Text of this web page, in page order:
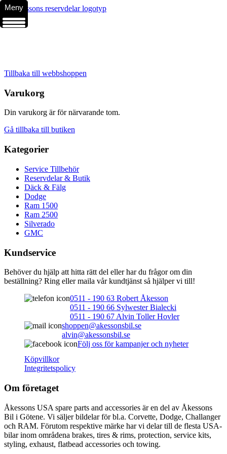
Tillbaka till webbshoppen
Varukorg
Din varukorg är för närvarande tom.
Gå tillbaka till butiken
Kategorier
Service Tillbehör
Reservdelar & Butik
Däck & Fälg
Dodge
Ram 1500
Ram 2500
Silverado
GMC
Kundservice
Behöver du hjälp att hitta rätt del eller har du frågor om din
beställning? Ring eller maila vår kundtjänst så hjälper vi till!
0511 - 190 63 Robert Åkesson
0511 - 190 66 Sylwester Bialecki
0511 - 190 67 Alvin Toller Hovler
shoppen@akessonsbil.se
alvin@akessonsbil.se
Följ oss för kampanjer och nyheter
Köpvillkor
Integritetspolicy
Om företaget
Åkessons USA spare parts and accessories är en del av Åkessons
Bil i Götene. Vi säljer bildelar för bl.a. Corvette, Dodge, Challanger
och RAM. Förutom respektive märke har vi delar till de flesta USA-
bilar inom områdena brakes, tires & rims, protection, service kits,
styling, exhaust, flatbead accessories och towing.
Meny